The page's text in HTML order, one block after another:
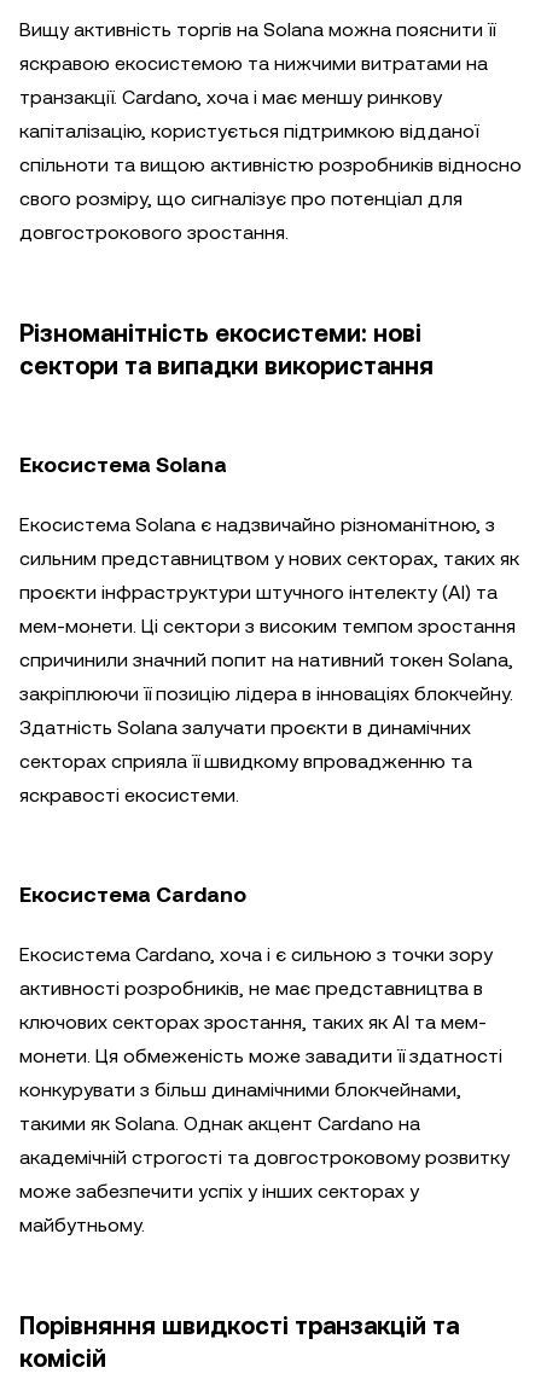
Вищу активність торгів на Solana можна пояснити її
яскравою екосистемою та нижчими витратами на
транзакції. Cardano, хоча і має меншу ринкову
капіталізацію, користується підтримкою відданої
спільноти та вищою активністю розробників відносно
свого розміру, що сигналізує про потенціал для
довгострокового зростання.
Різноманітність екосистеми: нові
сектори та випадки використання
Екосистема Solana
Екосистема Solana є надзвичайно різноманітною, з
сильним представництвом у нових секторах, таких як
проєкти інфраструктури штучного інтелекту (AI) та
мем-монети. Ці сектори з високим темпом зростання
спричинили значний попит на нативний токен Solana,
закріплюючи її позицію лідера в інноваціях блокчейну.
Здатність Solana залучати проєкти в динамічних
секторах сприяла її швидкому впровадженню та
яскравості екосистеми.
Екосистема Cardano
Екосистема Cardano, хоча і є сильною з точки зору
активності розробників, не має представництва в
ключових секторах зростання, таких як AI та мем-
монети. Ця обмеженість може завадити її здатності
конкурувати з більш динамічними блокчейнами,
такими як Solana. Однак акцент Cardano на
академічній строгості та довгостроковому розвитку
може забезпечити успіх у інших секторах у
майбутньому.
Порівняння швидкості транзакцій та
комісій